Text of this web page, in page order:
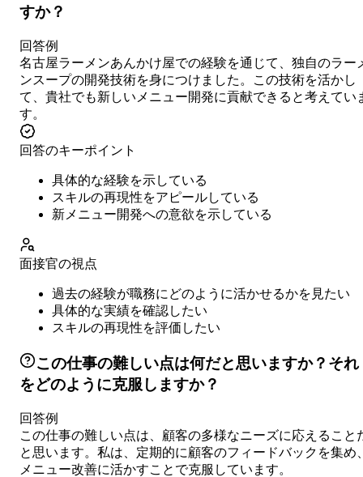
すか？
回答例
名古屋ラーメンあんかけ屋での経験を通じて、独自のラー
ンスープの開発技術を身につけました。この技術を活かし
て、貴社でも新しいメニュー開発に貢献できると考えてい
す。
回答のキーポイント
具体的な経験を示している
スキルの再現性をアピールしている
新メニュー開発への意欲を示している
面接官の視点
過去の経験が職務にどのように活かせるかを見たい
具体的な実績を確認したい
スキルの再現性を評価したい
この仕事の難しい点は何だと思いますか？それ
をどのように克服しますか？
回答例
この仕事の難しい点は、顧客の多様なニーズに応えること
と思います。私は、定期的に顧客のフィードバックを集め
メニュー改善に活かすことで克服しています。